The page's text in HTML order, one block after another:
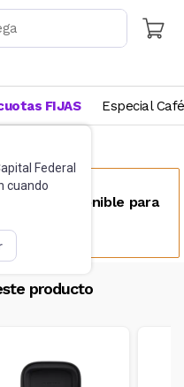
Federal
cuando
FIJAS Especial Café
disponible para
producto